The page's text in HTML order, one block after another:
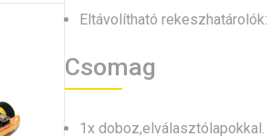
Eltávolítható rekeszhatárolók:
Csomag
1x doboz,elválasztólapokkal.